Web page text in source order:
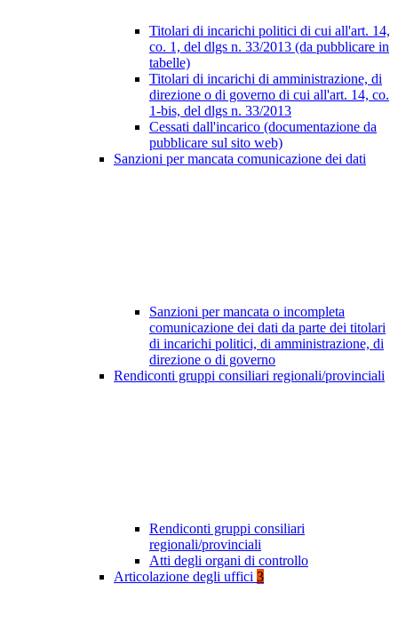
Titolari di incarichi politici di cui all'art. 14,
co. 1, del dlgs n. 33/2013 (da pubblicare in
tabelle)
Titolari di incarichi di amministrazione, di
direzione o di governo di cui all'art. 14, co.
1-bis, del dlgs n. 33/2013
Cessati dall'incarico (documentazione da
pubblicare sul sito web)
Sanzioni per mancata comunicazione dei dati
Sanzioni per mancata o incompleta
comunicazione dei dati da parte dei titolari
di incarichi politici, di amministrazione, di
direzione o di governo
Rendiconti gruppi consiliari regionali/provinciali
Rendiconti gruppi consiliari
regionali/provinciali
Atti degli organi di controllo
Articolazione degli uffici 3